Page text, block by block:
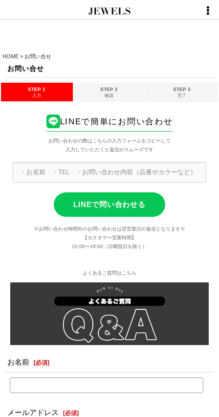
HOME > お問い合せ
お問い合せ
STEP 1
入力
STEP 2
確認
STEP 3
完了
LINEで簡単にお問い合わせ
お問い合わせの際はこちらの入力フォームをコピーして
入力していただくと返信がスムーズです
LINEで問い合わせる
※お問い合わせ時間外のお問い合わせは翌営業日の返信となります※
【カスタマー営業時間】
10:00〜18:00（日曜祝日を除く）
よくあるご質問はこちら
お名前 [必須]
メールアドレス [必須]